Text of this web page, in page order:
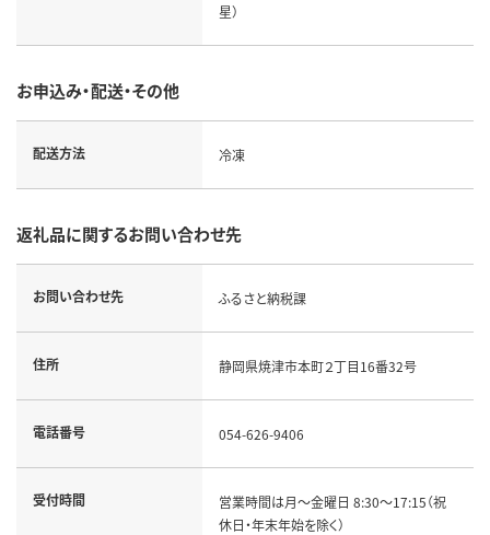
星）
お申込み・配送・その他
配送方法 冷凍
返礼品に関するお問い合わせ先
お問い合わせ先 ふるさと納税課
住所 静岡県焼津市本町２丁目16番32号
電話番号 054-626-9406
受付時間
営業時間は月～金曜日 8:30～17:15（祝
休日・年末年始を除く）